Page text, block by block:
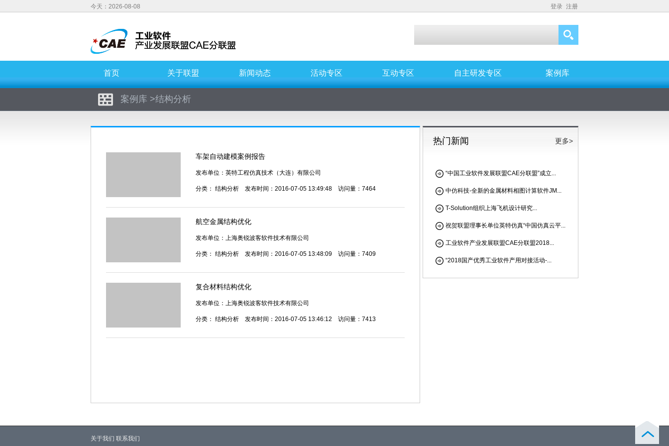
今天：2026-08-08 登录 注册
首页 关于联盟 新闻动态 活动专区 互动专区 自主研发专区 案例库
案例库 >结构分析
车架自动建模案例报告
发布单位：英特工程仿真技术（大连）有限公司
分类： 结构分析 发布时间：2016-07-05 13:49:48 访问量：7464
航空金属结构优化
发布单位：上海奥锐波客软件技术有限公司
分类： 结构分析 发布时间：2016-07-05 13:48:09 访问量：7409
复合材料结构优化
发布单位：上海奥锐波客软件技术有限公司
分类： 结构分析 发布时间：2016-07-05 13:46:12 访问量：7413
热门新闻 更多>
“中国工业软件发展联盟CAE分联盟”成立...
中仿科技-全新的金属材料相图计算软件JM...
T-Solution组织上海飞机设计研究...
祝贺联盟理事长单位英特仿真“中国仿真云平...
工业软件产业发展联盟CAE分联盟2018...
“2018国产优秀工业软件产用对接活动-...
关于我们 联系我们